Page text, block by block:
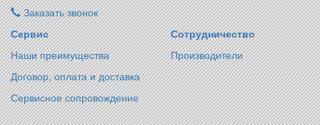
Заказать звонок
Сервис
Наши преимущества
Договор, оплата и доставка
Сервисное сопровождение
Сотрудничество
Производители